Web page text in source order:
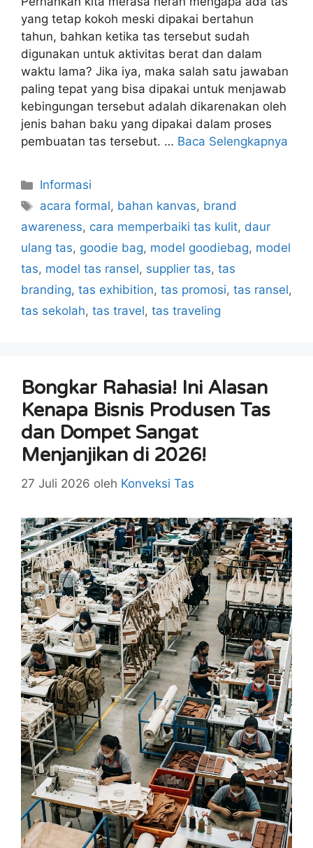
yang tetap kokoh meski dipakai bertahun
tahun, bahkan ketika tas tersebut sudah
digunakan untuk aktivitas berat dan dalam
waktu lama? Jika iya, maka salah satu jawaban
paling tepat yang bisa dipakai untuk menjawab
kebingungan tersebut adalah dikarenakan oleh
jenis bahan baku yang dipakai dalam proses
pembuatan tas tersebut. … Baca Selengkapnya
Kategori
Informasi
Tag
acara formal, bahan kanvas, brand
awareness, cara memperbaiki tas kulit, daur
ulang tas, goodie bag, model goodiebag, model
tas, model tas ransel, supplier tas, tas
branding, tas exhibition, tas promosi, tas ransel,
tas sekolah, tas travel, tas traveling
Bongkar Rahasia! Ini Alasan
Kenapa Bisnis Produsen Tas
dan Dompet Sangat
Menjanjikan di 2026!
27 Juli 2026 oleh Konveksi Tas